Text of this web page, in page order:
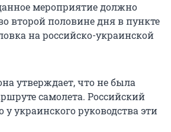
мероприятие должно
второй половине дня в пункте
на российско-украинской
утверждает, что не была
самолета. Российский
украинского руководства эти